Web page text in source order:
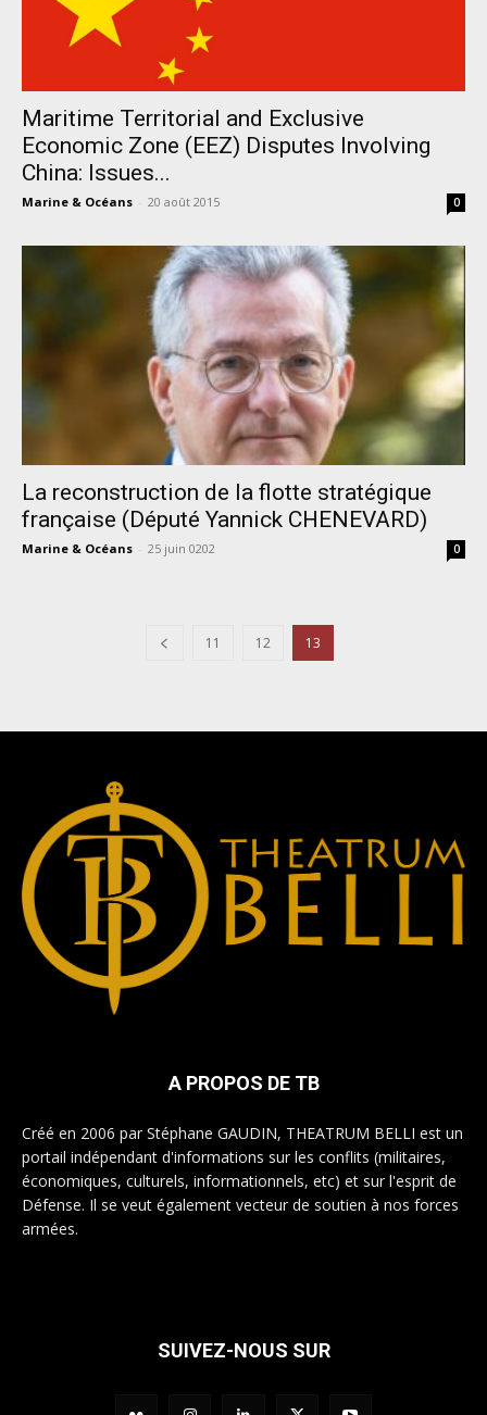
Maritime Territorial and Exclusive
Economic Zone (EEZ) Disputes Involving
China: Issues...
Marine & Océans - 20 août 2015 0
La reconstruction de la flotte stratégique
française (Député Yannick CHENEVARD)
Marine & Océans - 25 juin 0202 0
11 12 13
A PROPOS DE TB
Créé en 2006 par Stéphane GAUDIN, THEATRUM BELLI est un
portail indépendant d'informations sur les conflits (militaires,
économiques, culturels, informationnels, etc) et sur l'esprit de
Défense. Il se veut également vecteur de soutien à nos forces
armées.
SUIVEZ-NOUS SUR